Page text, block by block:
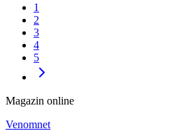
1
2
3
4
5
Magazin online
Venomnet